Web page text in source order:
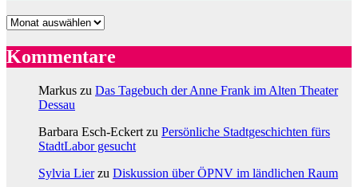
Archiv
Kommentare
Markus zu Das Tagebuch der Anne Frank im Alten Theater
Dessau
Barbara Esch-Eckert zu Persönliche Stadtgeschichten fürs
StadtLabor gesucht
Sylvia Lierzu Diskussion über ÖPNV im ländlichen Raum